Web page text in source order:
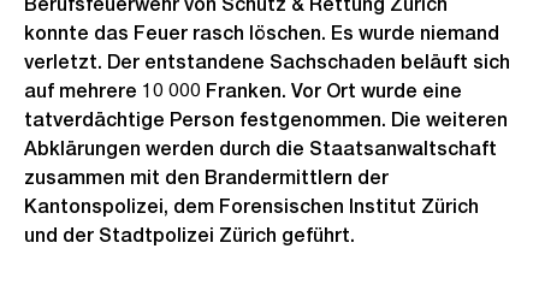
konnte das Feuer rasch löschen. Es wurde niemand
verletzt. Der entstandene Sachschaden beläuft sich
auf mehrere 10 000 Franken. Vor Ort wurde eine
tatverdächtige Person festgenommen. Die weiteren
Abklärungen werden durch die Staatsanwaltschaft
zusammen mit den Brandermittlern der
Kantonspolizei, dem Forensischen Institut Zürich
und der Stadtpolizei Zürich geführt.